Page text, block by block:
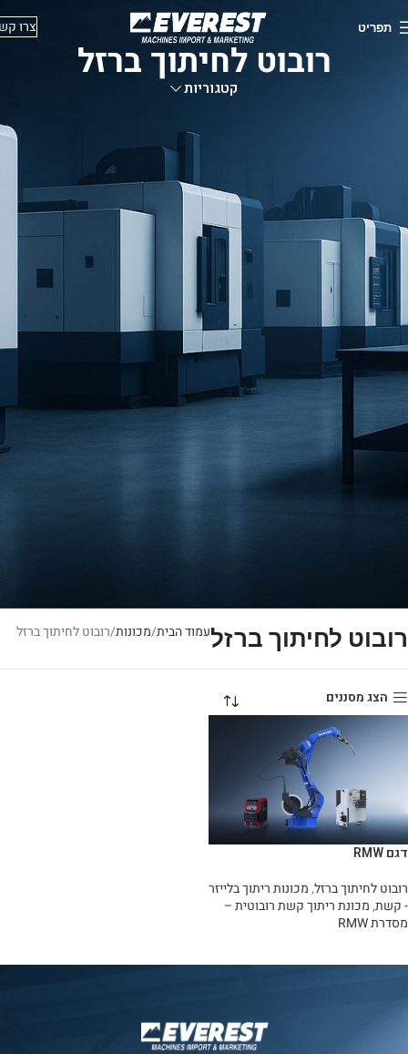
תפריט צרו
רובוט לחיתוך ברזל
קטגוריות
רובוט לחיתוך ברזלעמוד הבית מכונות רובוט לחיתוך ברזל
הצג מסננים
דגם RMW
רובוט לחיתוך ברזל,מכונות ריתוך בלייזר
- קשת,מכונת ריתוך קשת רובוטית –
מסדרת RMW